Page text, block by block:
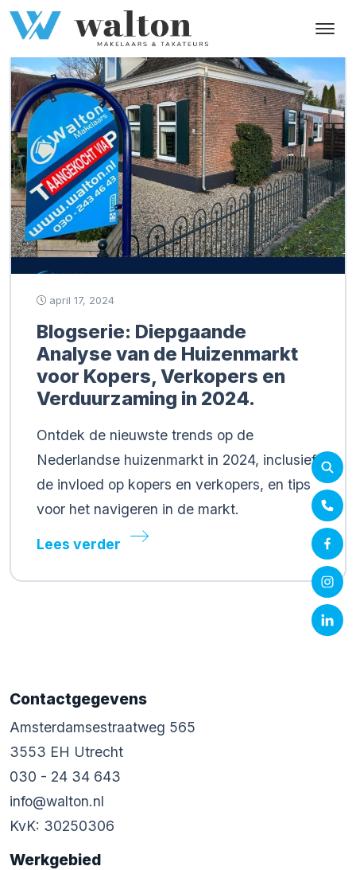
Tag: huizenprijzen stijging
april 17, 2024
Blogserie: Diepgaande
Analyse van de Huizenmarkt
voor Kopers, Verkopers en
Verduurzaming in 2024.
Ontdek de nieuwste trends op de
Nederlandse huizenmarkt in 2024, inclusief
de invloed op kopers en verkopers, en tips
voor het navigeren in de markt.
Lees verder
Contactgegevens
Amsterdamsestraatweg 565
3553 EH Utrecht
030 - 24 34 643
info@walton.nl
KvK: 30250306
Werkgebied